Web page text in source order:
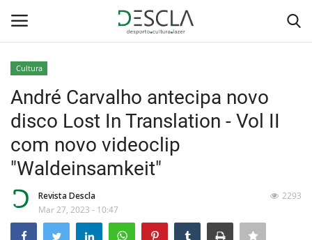
Home
...by Descla
Desporto
Contactos
Cultura
André Carvalho antecipa novo
disco Lost In Translation - Vol II
com novo videoclip
"Waldeinsamkeit"
Revista Descla
Mar 27, 2023 - 10:47
2293